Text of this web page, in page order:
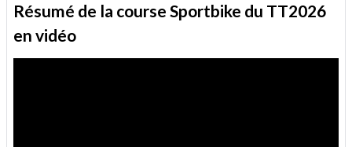
Résumé de la course Sportbike du TT2026
en vidéo